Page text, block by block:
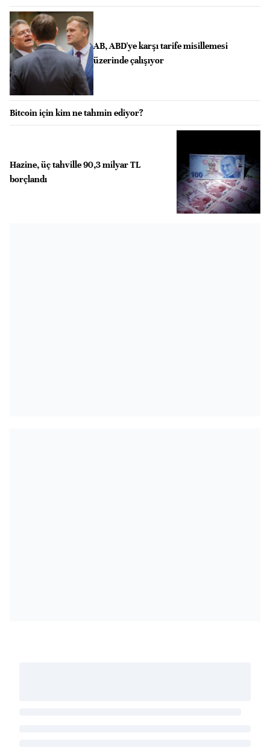
AB, ABD'ye karşı tarife misillemesi
üzerinde çalışıyor
Bitcoin için kim ne tahmin ediyor?
Hazine, üç tahville 90,3 milyar TL
borçlandı